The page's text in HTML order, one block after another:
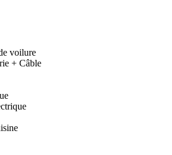
voilure
+ Câble